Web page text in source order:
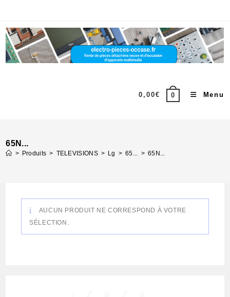
content
0,00€ 0 Menu
65N...
> Produits > TELEVISIONS > Lg > 65... > 65N...
AUCUN PRODUIT NE CORRESPOND À VOTRE
SÉLECTION.